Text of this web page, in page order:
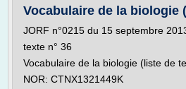
Vocabulaire de la biologie
JORF n°0215 du 15 septembre
texte n° 36
Vocabulaire de la biologie (liste de
NOR: CTNX1321449K